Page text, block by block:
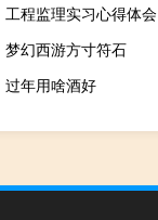
工程监理实习心得体会
梦幻西游方寸符石
过年用啥酒好